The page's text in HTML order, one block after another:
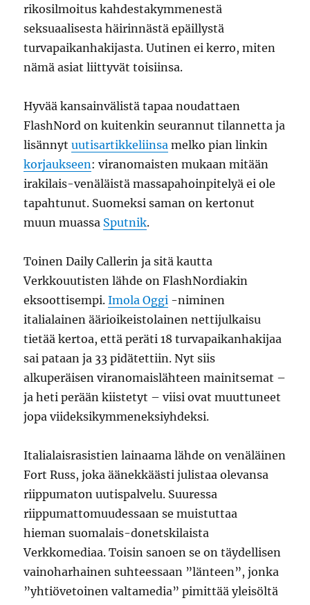
rikosilmoitus kahdestakymmenestä
seksuaalisesta häirinnästä epäillystä
turvapaikanhakijasta. Uutinen ei kerro, miten
nämä asiat liittyvät toisiinsa.
Hyvää kansainvälistä tapaa noudattaen
FlashNord on kuitenkin seurannut tilannetta ja
lisännytuutisartikkeliinsa melko pian linkin
korjaukseen: viranomaisten mukaan mitään
irakilais-venäläistä massapahoinpitelyä ei ole
tapahtunut. Suomeksi saman on kertonut
muun muassa Sputnik.
Toinen Daily Callerin ja sitä kautta
Verkkouutisten lähde on FlashNordiakin
eksoottisempi.Imola Oggi -niminen
italialainen äärioikeistolainen nettijulkaisu
tietää kertoa, että peräti 18 turvapaikanhakijaa
sai pataan ja 33 pidätettiin. Nyt siis
alkuperäisen viranomaislähteen mainitsemat –
ja heti perään kiistetyt – viisi ovat muuttuneet
jopa viideksikymmeneksiyhdeksi.
Italialaisrasistien lainaama lähde on venäläinen
Fort Russ, joka äänekkäästi julistaa olevansa
riippumaton uutispalvelu. Suuressa
riippumattomuudessaan se muistuttaa
hieman suomalais-donetskilaista
Verkkomediaa. Toisin sanoen se on täydellisen
vainoharhainen suhteessaan ”länteen”, jonka
”yhtiövetoinen valtamedia” pimittää yleisöltä